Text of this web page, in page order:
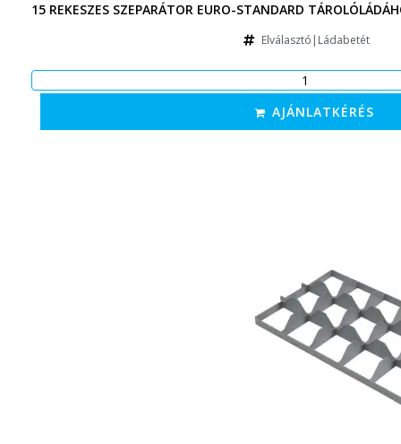
15 REKESZES SZEPARÁTOR EURO-STANDARD
Elválasztó|Ládabetét
AJÁNLATKÉRÉS